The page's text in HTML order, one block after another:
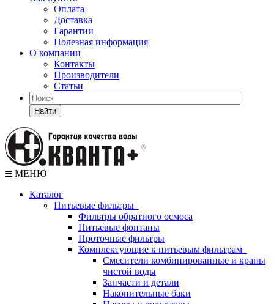
Оплата
Доставка
Гарантии
Полезная информация
О компании
Контакты
Производители
Статьи
Найти
МЕНЮ
Каталог
Питьевые фильтры
Фильтры обратного осмоса
Питьевые фонтаны
Проточные фильтры
Комплектующие к питьевым фильтрам
Смесители комбинированные и краны
чистой воды
Запчасти и детали
Накопительные баки